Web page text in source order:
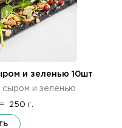
и зеленью 10шт
сыром и зеленью
= 250 г.